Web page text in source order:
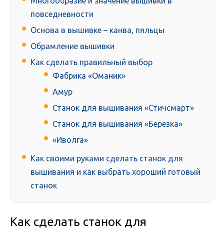
повседневности
Основа в вышивке – канва, пяльцы
Обрамление вышивки
Как сделать правильный выбор
Фабрика «Оманик»
Амур
Станок для вышивания «Стичсмарт»
Станок для вышивания «Березка»
«Иволга»
Как своими руками сделать станок для
вышивания и как выбрать хороший готовый
станок
Как сделать станок для